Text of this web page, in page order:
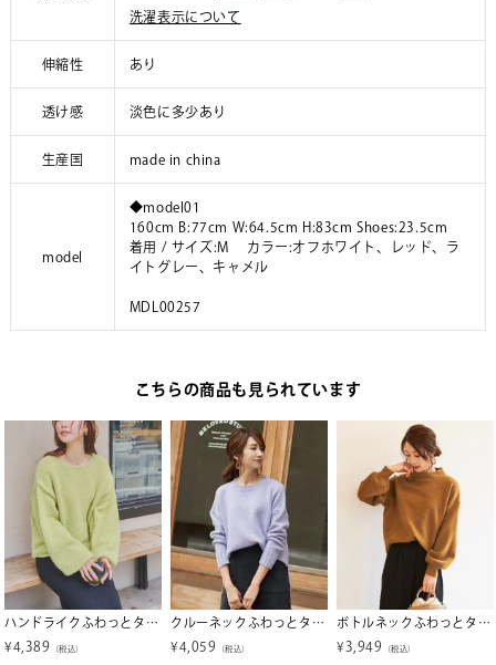
洗濯表示について
伸縮性 あり
透け感 淡色に多少あり
生産国 made in china
model
◆model01
160cm B:77cm W:64.5cm H:83cm Shoes:23.5cm
着用 / サイズ:M カラー:オフホワイト、レッド、ラ
イトグレー、キャメル
MDL00257
こちらの商品も見られています
ハンドライクふわっとタッチニット
¥4,389 （税込）
クルーネックふわっとタッチニット
¥4,059 （税込）
ボトルネックふわっとタッチニット
¥ 3,949 （税込）